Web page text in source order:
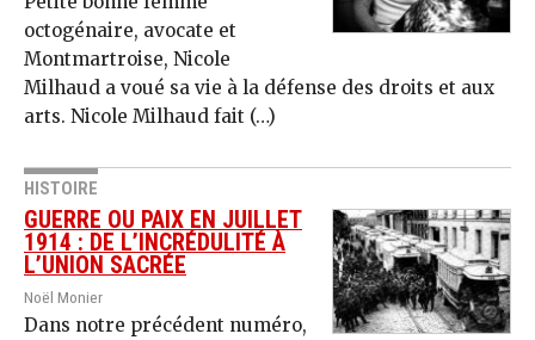
octogénaire, avocate et
Montmartroise, Nicole
Milhaud a voué sa vie à la défense des droits et aux
arts. Nicole Milhaud fait (…)
HISTOIRE
GUERRE OU PAIX EN JUILLET
1914 : DE L’INCRÉDULITÉ À
L’UNION SACRÉE
Noël Monier
Dans notre précédent numéro,